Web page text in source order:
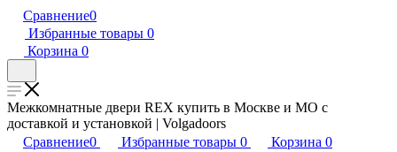
Сравнение0
Избранные товары 0
Корзина 0
Межкомнатные двери REX купить в Москве и МО с
доставкой и установкой | Volgadoors
Сравнение0 Избранные товары 0 Корзина 0